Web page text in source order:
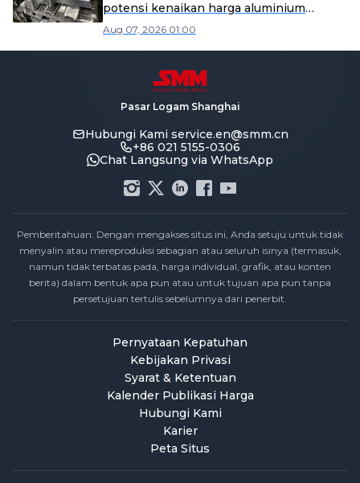
potensi kenaikan harga aluminium
Aug 07, 2026 01:00
Pasar Logam Shanghai
Hubungi Kami service.en@smm.cn
+86 021 5155-0306
Chat Langsung via WhatsApp
Pemberitahuan: Dengan mengakses situs ini, Anda setuju untuk tidak
menyalin atau mereproduksi sebagian atau seluruh isinya (termasuk,
namun tidak terbatas pada, harga individual, grafik, atau konten
berita) dalam bentuk apa pun atau untuk tujuan apa pun tanpa
persetujuan tertulis sebelumnya dari penerbit.
Pernyataan Kepatuhan
Kebijakan Privasi
Syarat & Ketentuan
Kalender Publikasi Harga
Hubungi Kami
Karier
Peta Situs